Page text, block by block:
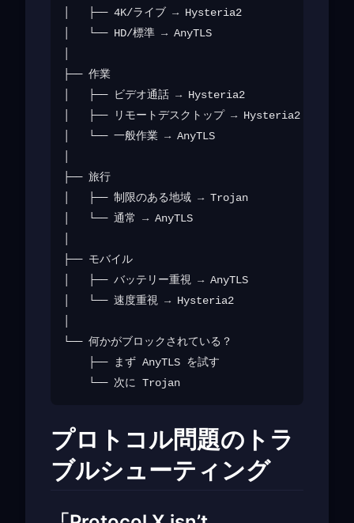
│   ├── 4K/ライブ → Hysteria2
│   └── HD/標準 → AnyTLS
├── 作業
│   ├── ビデオ通話 → Hysteria2
│   ├── リモートデスクトップ → Hysteria2
│   └── 一般作業 → AnyTLS
├── 旅行
│   ├── 制限のある地域 → Trojan
│   └── 通常 → AnyTLS
├── モバイル
│   ├── バッテリー重視 → AnyTLS
│   └── 速度重視 → Hysteria2
└── 何かがブロックされている？
    ├── まず AnyTLS を試す
プロトコル問題のトラ
ブルシューティング